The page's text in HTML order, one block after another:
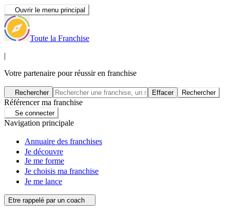
Ouvrir le menu principal
Toute la Franchise
|
Votre partenaire pour réussir en franchise
Rechercher Effacer Rechercher
Référencer ma franchise
Se connecter
Navigation principale
Annuaire des franchises
Je découvre
Je me forme
Je choisis ma franchise
Je me lance
Etre rappelé par un coach